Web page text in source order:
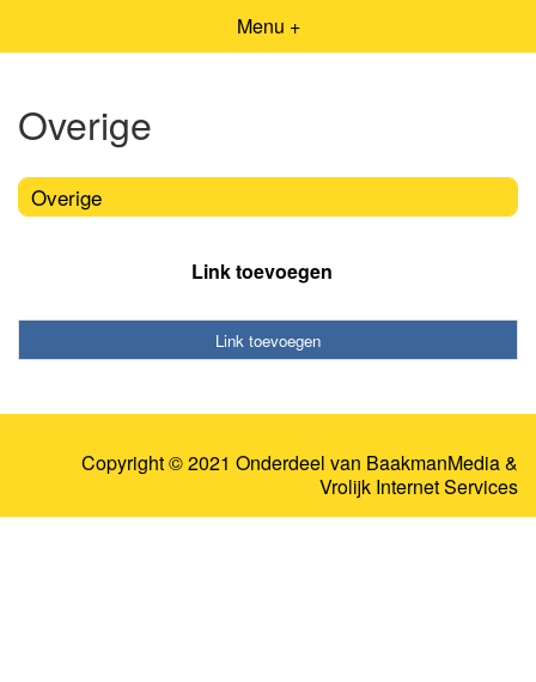
Menu +
Overige
Overige
Link toevoegen
Link toevoegen
Copyright © 2021 Onderdeel van BaakmanMedia&
Vrolijk Internet Services